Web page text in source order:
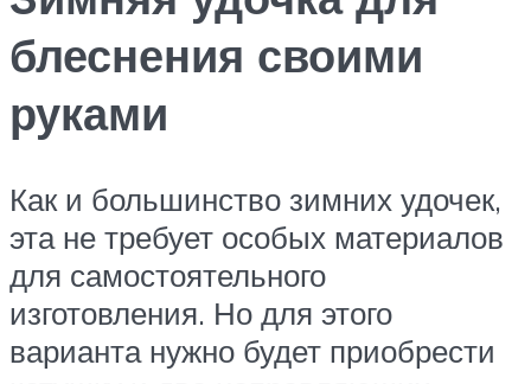
блеснения своими
руками
Как и большинство зимних удочек,
эта не требует особых материалов
для самостоятельного
изготовления. Но для этого
варианта нужно будет приобрести